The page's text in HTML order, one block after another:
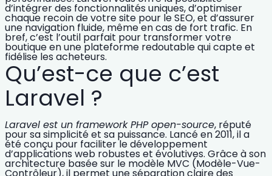
d’intégrer des fonctionnalités uniques, d’optimiser
chaque recoin de votre site pour le SEO, et d’assurer
une navigation fluide, même en cas de fort trafic. En
bref, c’est l’outil parfait pour transformer votre
boutique en une plateforme redoutable qui capte et
fidélise les acheteurs.
Qu’est-ce que c’est
Laravel ?
Laravel est un framework PHP open-source, réputé
pour sa simplicité et sa puissance. Lancé en 2011, il a
été conçu pour faciliter le développement
d’applications web robustes et évolutives. Grâce à son
architecture basée sur le modèle MVC (Modèle-Vue-